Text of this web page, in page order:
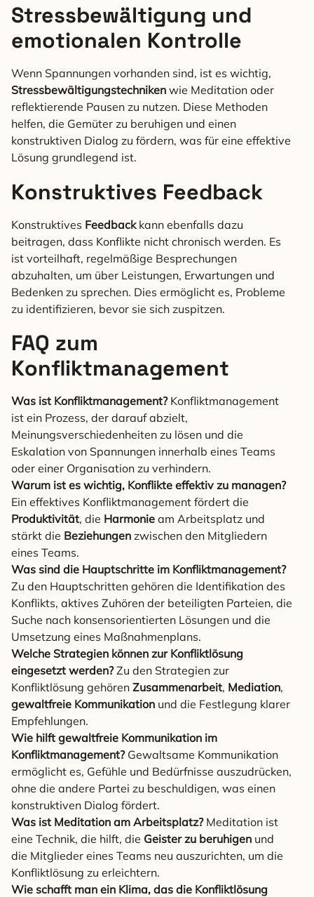
Stressbewältigung und
emotionalen Kontrolle
Wenn Spannungen vorhanden sind, ist es wichtig,
Stressbewältigungstechniken wie Meditation oder
reflektierende Pausen zu nutzen. Diese Methoden
helfen, die Gemüter zu beruhigen und einen
konstruktiven Dialog zu fördern, was für eine effektive
Lösung grundlegend ist.
Konstruktives Feedback
Konstruktives Feedbackkann ebenfalls dazu
beitragen, dass Konflikte nicht chronisch werden. Es
ist vorteilhaft, regelmäßige Besprechungen
abzuhalten, um über Leistungen, Erwartungen und
Bedenken zu sprechen. Dies ermöglicht es, Probleme
zu identifizieren, bevor sie sich zuspitzen.
FAQ zum
Konfliktmanagement
Was ist Konfliktmanagement?Konfliktmanagement
ist ein Prozess, der darauf abzielt,
Meinungsverschiedenheiten zu lösen und die
Eskalation von Spannungen innerhalb eines Teams
oder einer Organisation zu verhindern.
Warum ist es wichtig, Konflikte effektiv zu managen?
Ein effektives Konfliktmanagement fördert die
Produktivität, die Harmonie am Arbeitsplatz und
stärkt die Beziehungen zwischen den Mitgliedern
eines Teams.
Was sind die Hauptschritte im Konfliktmanagement?
Zu den Hauptschritten gehören die Identifikation des
Konflikts, aktives Zuhören der beteiligten Parteien, die
Suche nach konsensorientierten Lösungen und die
Umsetzung eines Maßnahmenplans.
Welche Strategien können zur Konfliktlösung
eingesetzt werden?Zu den Strategien zur
Konfliktlösung gehören Zusammenarbeit, Mediation,
gewaltfreie Kommunikation und die Festlegung klarer
Empfehlungen.
Wie hilft gewaltfreie Kommunikation im
Konfliktmanagement?Gewaltsame Kommunikation
ermöglicht es, Gefühle und Bedürfnisse auszudrücken,
ohne die andere Partei zu beschuldigen, was einen
konstruktiven Dialog fördert.
Was ist Meditation am Arbeitsplatz?Meditation ist
eine Technik, die hilft, die Geister zu beruhigen und
die Mitglieder eines Teams neu auszurichten, um die
Konfliktlösung zu erleichtern.
Wie schafft man ein Klima, das die Konfliktlösung